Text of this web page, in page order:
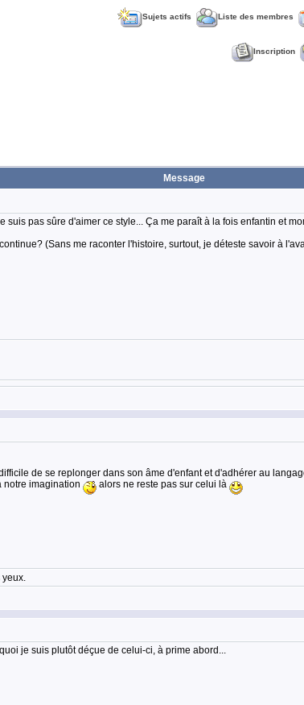
Sujets actifs Liste des membres
Inscription
Message
pas sûre d'aimer ce style... Ça me paraît à la fois enfantin et
(Sans me raconter l'histoire, surtout, je déteste savoir à
de se replonger dans son âme d'enfant et d'adhérer au
notre imagination
alors ne reste pas sur celui là
je suis plutôt déçue de celui-ci, à prime abord...